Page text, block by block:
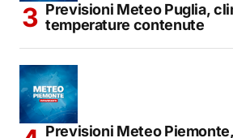
Previsioni Meteo Puglia,
temperature contenute
Previsioni Meteo